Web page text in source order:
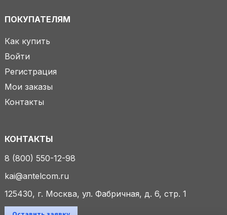
ПОКУПАТЕЛЯМ
Как купить
Войти
Регистрация
Мои заказы
Контакты
КОНТАКТЫ
8 (800) 550-12-98
kai@antelcom.ru
125430, г. Москва, ул. Фабричная, д. 6, стр. 1